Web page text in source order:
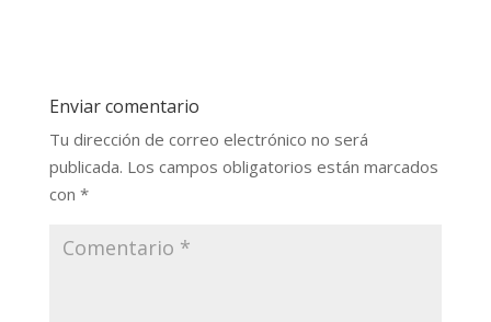
Enviar comentario
Tu dirección de correo electrónico no será
publicada. Los campos obligatorios están marcados
con *